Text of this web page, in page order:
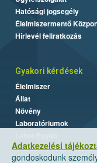
Adatkezelési
gondoskodunk
Hatósági jogsegély
Élelmiszermentő
Hírlevél feliratkozás
Gyakori kérdések
Élelmiszer
Állat
Növény
Laboratóriumok